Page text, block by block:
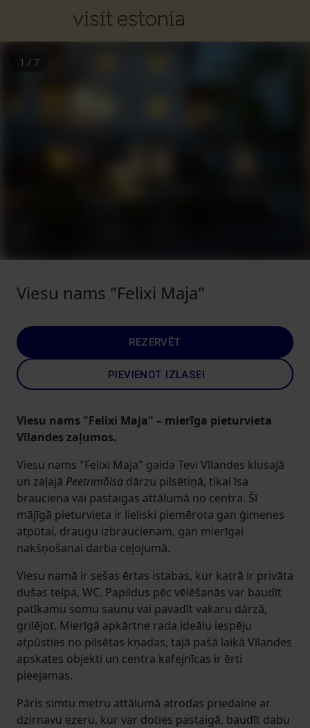
1 / 7
Viesu nams "Felixi Maja"
REZERVĒT
PIEVIENOT IZLASEI
Viesu nams "Felixi Maja" – mierīga pieturvieta
Vīlandes zaļumos.
Viesu nams "Felixi Maja" gaida Tevi Vīlandes klusajā
un zaļajā Peetrimõisa dārzu pilsētiņā, tikai īsa
brauciena vai pastaigas attālumā no centra. Šī
mājīgā pieturvieta ir lieliski piemērota gan ģimenes
atpūtai, draugu izbraucienam, gan mierīgai
nakšņošanai darba ceļojumā.
Viesu namā ir sešas ērtas istabas, kur katrā ir privāta
dušas telpa, WC. Papildus pēc vēlēšanās var baudīt
patīkamu somu saunu vai pavadīt vakaru dārzā,
grilējot. Mierīgā apkārtne rada ideālu iespēju
atpūsties no pilsētas kņadas, tajā pašā laikā Vīlandes
apskates objekti un centra kafejnīcas ir ērti
pieejamas.
Pāris simtu metru attālumā atrodas priedaine ar
dzirnavu ezeru, kur var doties pastaigā, baudīt dabu